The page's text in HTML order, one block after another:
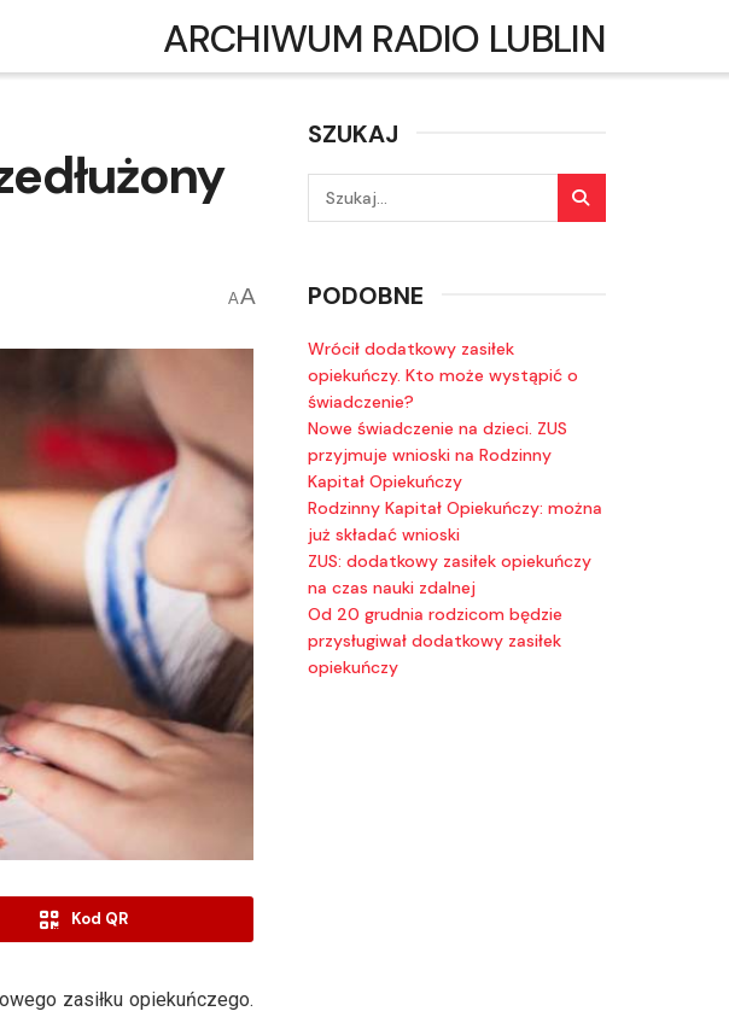
ARCHIWUM RADIO LUBLIN
AA
Kod QR
zasiłku opiekuńczego.
SZUKAJ
PODOBNE
Wrócił dodatkowy zasiłek
opiekuńczy. Kto może wystąpić o
świadczenie?
Nowe świadczenie na dzieci. ZUS
przyjmuje wnioski na Rodzinny
Kapitał Opiekuńczy
Rodzinny Kapitał Opiekuńczy: można
już składać wnioski
ZUS: dodatkowy zasiłek opiekuńczy
na czas nauki zdalnej
Od 20 grudnia rodzicom będzie
przysługiwał dodatkowy zasiłek
opiekuńczy